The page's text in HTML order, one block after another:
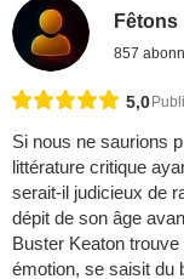
Fêtons
857
5,0
Si nous ne saurions
littérature critique
serait-il judicieux de
dépit de son âge
Buster Keaton
émotion, se saisit du